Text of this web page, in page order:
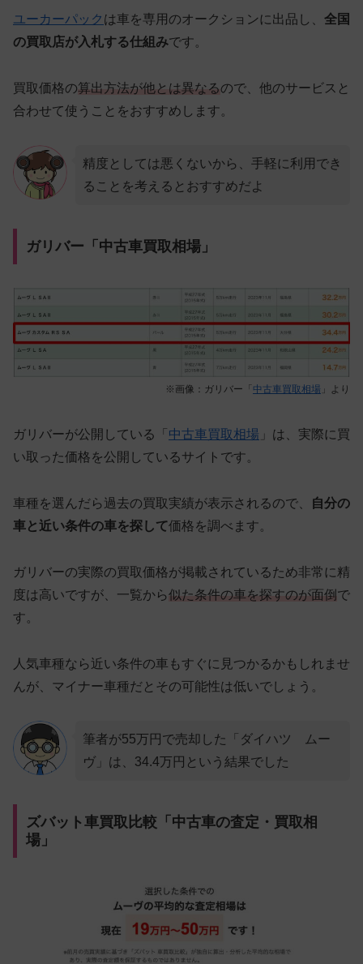
ユーカーパック は車を専用のオークションに出品し、 全国
の買取店が入札する仕組みです。
買取価格の算出方法が他とは異なるので、他のサービスと
合わせて使うことをおすすめします。
精度としては悪くないから、手軽に利用でき
ることを考えるとおすすめだよ
ガリバー「中古車買取相場」
※画像：ガリバー「 中古車買取相場 」より
ガリバーが公開している「 中古車買取相場 」は、実際に買
い取った価格を公開しているサイトです。
車種を選んだら過去の買取実績が表示されるので、
自分の
車と近い条件の車を探して価格を調べます。
ガリバーの実際の買取価格が掲載されているため非常に精
度は高いですが、一覧から似た条件の車を探すのが面倒 で
す。
人気車種なら近い条件の車もすぐに見つかるかもしれませ
んが、マイナー車種だとその可能性は低いでしょう。
筆者が55万円で売却した「ダイハツ ムー
ヴ」は、34.4万円という結果でした
ズバット車買取比較「中古車の査定・買取相
場」